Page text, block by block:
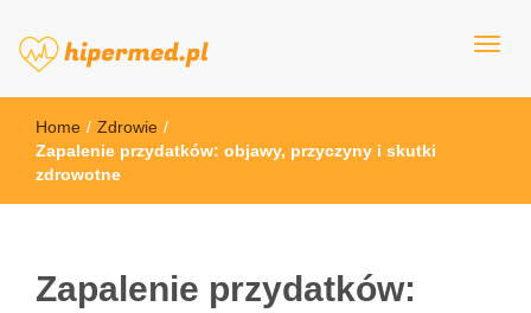
hipermed.pl
Home / Zdrowie /
Zapalenie przydatków: objawy, przyczyny i skutki
zdrowotne
Zapalenie przydatków: